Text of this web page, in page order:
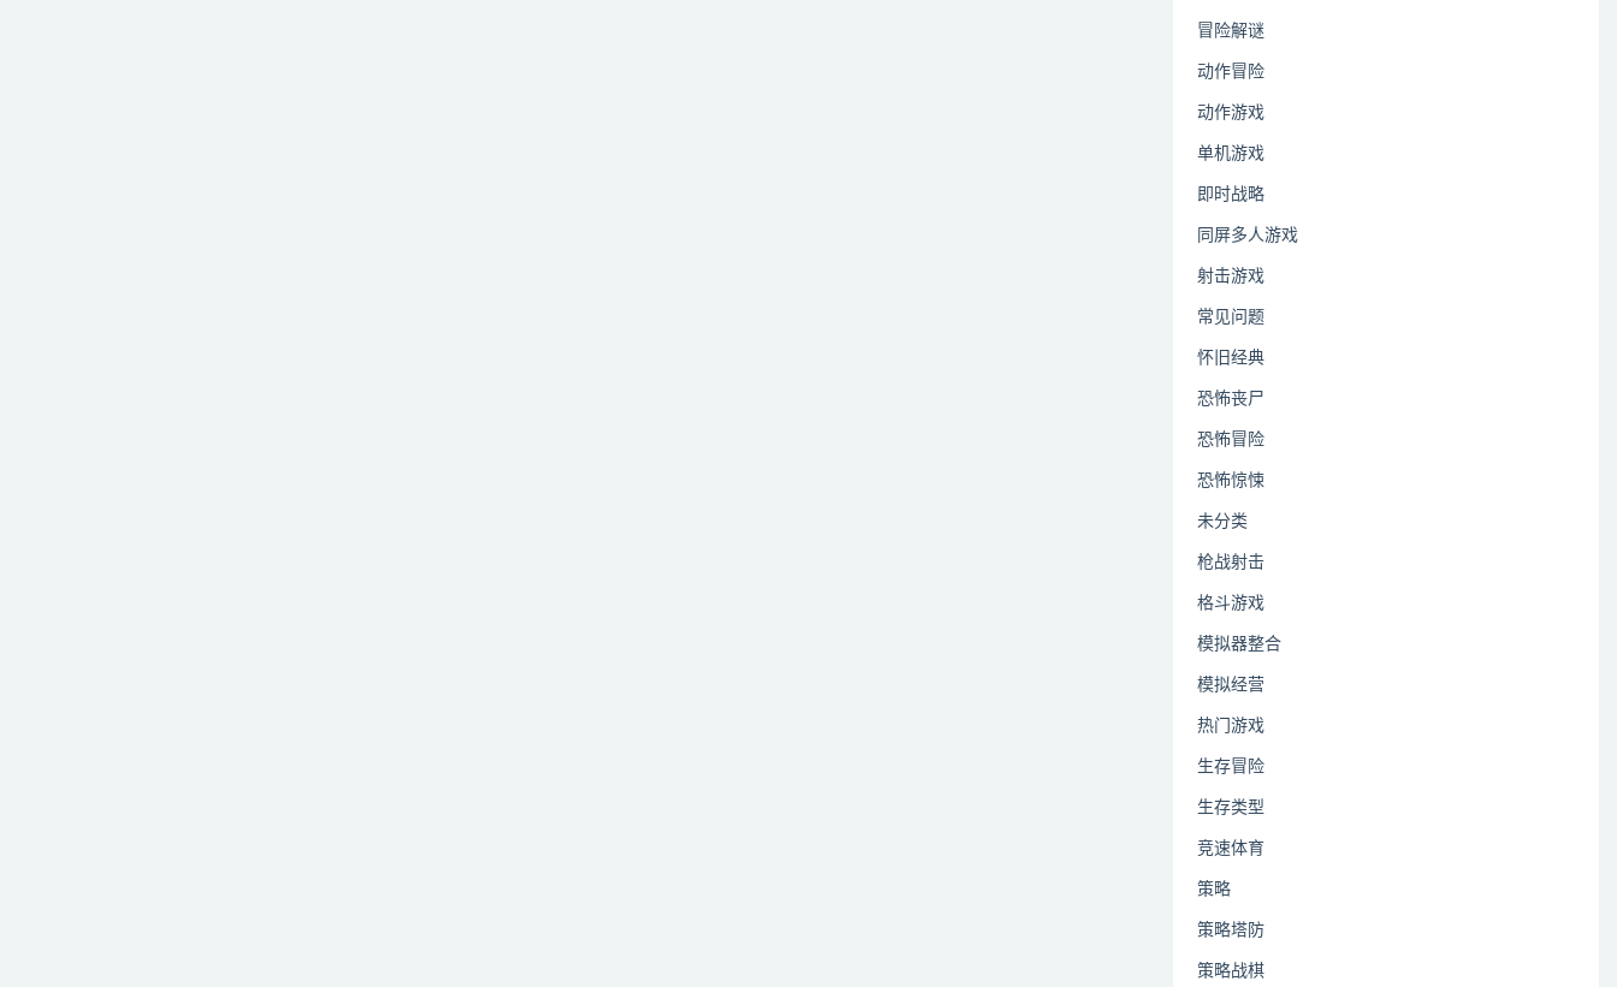
冒险解谜
动作冒险
动作游戏
单机游戏
即时战略
同屏多人游戏
射击游戏
常见问题
怀旧经典
恐怖丧尸
恐怖冒险
恐怖惊悚
未分类
枪战射击
格斗游戏
模拟器整合
模拟经营
热门游戏
生存冒险
生存类型
竞速体育
策略
策略塔防
策略战棋